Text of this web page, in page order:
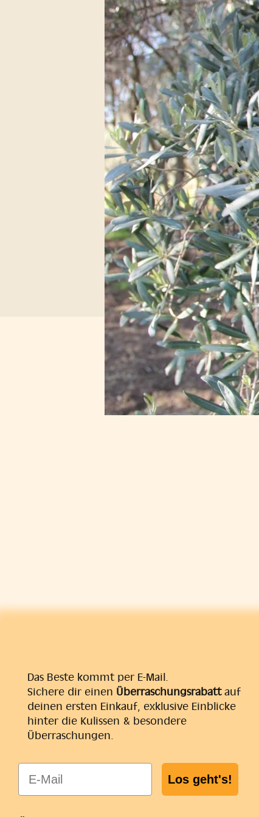
Das Beste kommt per E-Mail.
Sichere dir einen Überraschungsrabattauf
deinen ersten Einkauf, exklusive Einblicke
hinter die Kulissen & besondere
Überraschungen.
E-Mail
Los geht's!